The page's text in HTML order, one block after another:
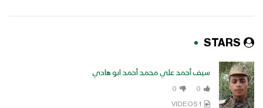
STARS
سيف أحمد علي محمد أحمد ابو هادي
0
0
1 VIDEOS